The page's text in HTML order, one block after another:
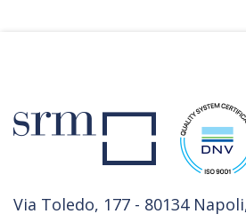
Via Toledo, 177 - 80134